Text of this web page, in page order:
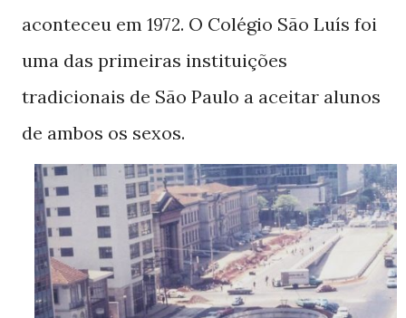
aconteceu em 1972. O Colégio São Luís foi
uma das primeiras instituições
tradicionais de São Paulo a aceitar alunos
de ambos os sexos.